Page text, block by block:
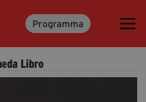
Programma
Libro